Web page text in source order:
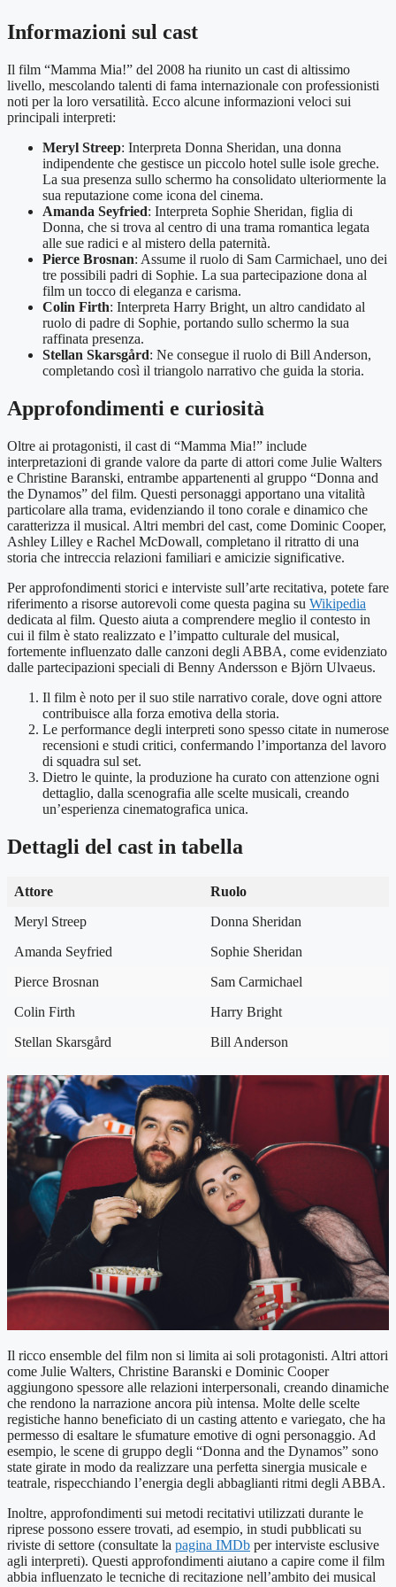
Informazioni sul cast
Il film “Mamma Mia!” del 2008 ha riunito un cast di altissimo
livello, mescolando talenti di fama internazionale con professionisti
noti per la loro versatilità. Ecco alcune informazioni veloci sui
principali interpreti:
Meryl Streep: Interpreta Donna Sheridan, una donna
indipendente che gestisce un piccolo hotel sulle isole greche.
La sua presenza sullo schermo ha consolidato ulteriormente la
sua reputazione come icona del cinema.
Amanda Seyfried: Interpreta Sophie Sheridan, figlia di
Donna, che si trova al centro di una trama romantica legata
alle sue radici e al mistero della paternità.
Pierce Brosnan: Assume il ruolo di Sam Carmichael, uno dei
tre possibili padri di Sophie. La sua partecipazione dona al
film un tocco di eleganza e carisma.
Colin Firth: Interpreta Harry Bright, un altro candidato al
ruolo di padre di Sophie, portando sullo schermo la sua
raffinata presenza.
Stellan Skarsgård: Ne consegue il ruolo di Bill Anderson,
completando così il triangolo narrativo che guida la storia.
Approfondimenti e curiosità
Oltre ai protagonisti, il cast di “Mamma Mia!” include
interpretazioni di grande valore da parte di attori come Julie Walters
e Christine Baranski, entrambe appartenenti al gruppo “Donna and
the Dynamos” del film. Questi personaggi apportano una vitalità
particolare alla trama, evidenziando il tono corale e dinamico che
caratterizza il musical. Altri membri del cast, come Dominic Cooper,
Ashley Lilley e Rachel McDowall, completano il ritratto di una
storia che intreccia relazioni familiari e amicizie significative.
Per approfondimenti storici e interviste sull’arte recitativa, potete fare
riferimento a risorse autorevoli come questa pagina su Wikipedia
dedicata al film. Questo aiuta a comprendere meglio il contesto in
cui il film è stato realizzato e l’impatto culturale del musical,
fortemente influenzato dalle canzoni degli ABBA, come evidenziato
dalle partecipazioni speciali di Benny Andersson e Björn Ulvaeus.
Il film è noto per il suo stile narrativo corale, dove ogni attore
contribuisce alla forza emotiva della storia.
Le performance degli interpreti sono spesso citate in numerose
recensioni e studi critici, confermando l’importanza del lavoro
di squadra sul set.
Dietro le quinte, la produzione ha curato con attenzione ogni
dettaglio, dalla scenografia alle scelte musicali, creando
un’esperienza cinematografica unica.
Dettagli del cast in tabella
Attore
Ruolo
Meryl Streep
Donna Sheridan
Amanda Seyfried
Sophie Sheridan
Pierce Brosnan
Sam Carmichael
Colin Firth
Harry Bright
Stellan Skarsgård
Bill Anderson
Il ricco ensemble del film non si limita ai soli protagonisti. Altri attori
come Julie Walters, Christine Baranski e Dominic Cooper
aggiungono spessore alle relazioni interpersonali, creando dinamiche
che rendono la narrazione ancora più intensa. Molte delle scelte
registiche hanno beneficiato di un casting attento e variegato, che ha
permesso di esaltare le sfumature emotive di ogni personaggio. Ad
esempio, le scene di gruppo degli “Donna and the Dynamos” sono
state girate in modo da realizzare una perfetta sinergia musicale e
teatrale, rispecchiando l’energia degli abbaglianti ritmi degli ABBA.
Inoltre, approfondimenti sui metodi recitativi utilizzati durante le
riprese possono essere trovati, ad esempio, in studi pubblicati su
riviste di settore (consultate la pagina IMDb per interviste esclusive
agli interpreti). Questi approfondimenti aiutano a capire come il film
abbia influenzato le tecniche di recitazione nell’ambito dei musical